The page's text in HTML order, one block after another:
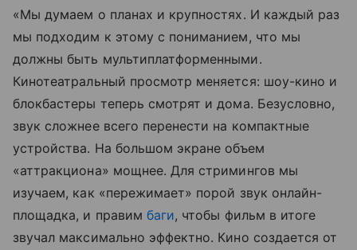
«Мы думаем о планах и крупностях. И каждый раз
мы подходим к этому с пониманием, что мы
должны быть мультиплатформенными.
Кинотеатральный просмотр меняется: шоу-кино и
блокбастеры теперь смотрят и дома. Безусловно,
звук сложнее всего перенести на компактные
устройства. На большом экране объем
«аттракциона» мощнее. Для стримингов мы
изучаем, как «пережимает» порой звук онлайн-
площадка, и правим баги, чтобы фильм в итоге
звучал максимально эффектно. Кино создается от